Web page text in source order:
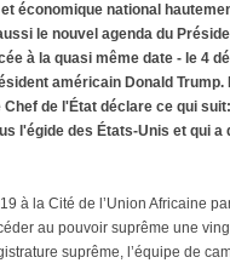
économique national
le nouvel agenda du
à la quasi même date - le 4
américain Donald
de l'État déclare ce qui
l'égide des États-Unis et qui a
à la Cité de l’Union Africaine
au pouvoir suprême une
suprême, l’équipe de